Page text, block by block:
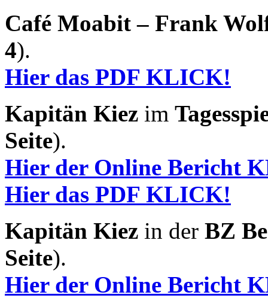
Café Moabit – Frank
4).
Hier das PDF KLICK!
Kapitän Kiez im
Seite).
Hier der Online Bericht
Hier das PDF KLICK!
Kapitän Kiez in der BZ
Seite).
Hier der Online Bericht